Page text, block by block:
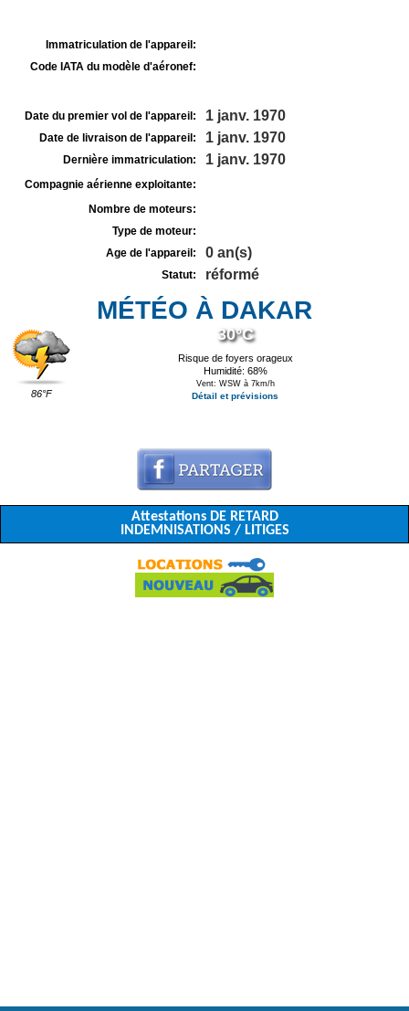
Immatriculation de l'appareil:
Code IATA du modèle d'aéronef:
Date du premier vol de l'appareil: 1 janv. 1970
Date de livraison de l'appareil: 1 janv. 1970
Dernière immatriculation: 1 janv. 1970
Compagnie aérienne exploitante:
Nombre de moteurs:
Type de moteur:
Age de l'appareil:
0 an(s)
Statut: réformé
MÉTÉO À DAKAR
86°F
30°C
Risque de foyers orageux
Humidité: 68%
Vent: WSW à 7km/h
Détail et prévisions
Attestations DE RETARD
INDEMNISATIONS / LITIGES